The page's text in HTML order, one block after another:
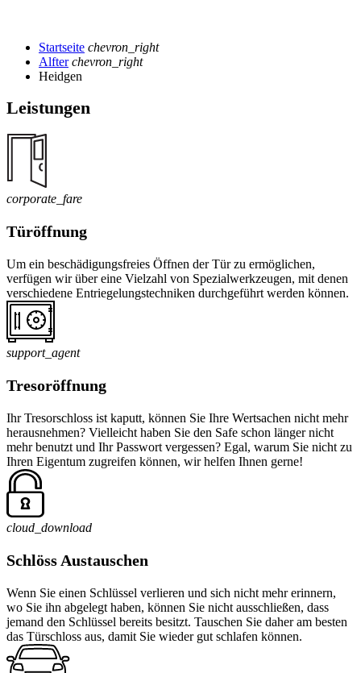
Startseite chevron_right
Alfter chevron_right
Heidgen
Leistungen
corporate_fare
Türöffnung
Um ein beschädigungsfreies Öffnen der Tür zu ermöglichen,
verfügen wir über eine Vielzahl von Spezialwerkzeugen, mit denen
verschiedene Entriegelungstechniken durchgeführt werden können.
support_agent
Tresoröffnung
Ihr Tresorschloss ist kaputt, können Sie Ihre Wertsachen nicht mehr
herausnehmen? Vielleicht haben Sie den Safe schon länger nicht
mehr benutzt und Ihr Passwort vergessen? Egal, warum Sie nicht zu
Ihren Eigentum zugreifen können, wir helfen Ihnen gerne!
cloud_download
Schlöss Austauschen
Wenn Sie einen Schlüssel verlieren und sich nicht mehr erinnern,
wo Sie ihn abgelegt haben, können Sie nicht ausschließen, dass
jemand den Schlüssel bereits besitzt. Tauschen Sie daher am besten
das Türschloss aus, damit Sie wieder gut schlafen können.